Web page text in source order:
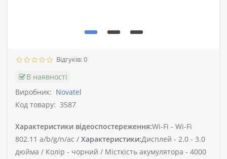
Відгуків: 0
В наявності
Виробник: Novatel
Код товару: 3587
Характеристики відеоспостереження:Wi-Fi - Wi-Fi
802.11 a/b/g/n/ac / Характеристики:Дисплей - 2.0 - 3.0
дюйма / Колір - чорний / Місткість акумулятора - 4000